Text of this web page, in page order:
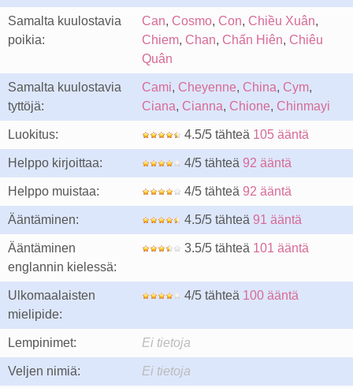
Samalta kuulostavia
poikia:
Can, Cosmo, Con, Chiều Xuân,
Chiem, Chan, Chấn Hiên, Chiêu
Quân
Samalta kuulostavia
tyttöjä:
Cami, Cheyenne, China, Cym,
Ciana, Cianna, Chione, Chinmayi
Luokitus: 4.5/5 tähteä 105 ääntä
Helppo kirjoittaa: 4/5 tähteä 92 ääntä
Helppo muistaa: 4/5 tähteä 92 ääntä
Ääntäminen: 4.5/5 tähteä 91 ääntä
Ääntäminen
englannin kielessä:
3.5/5 tähteä 101 ääntä
Ulkomaalaisten
mielipide:
4/5 tähteä 100 ääntä
Lempinimet: Ei tietoja
Veljen nimiä: Ei tietoja